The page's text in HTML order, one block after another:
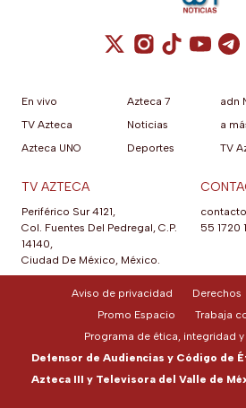
Cuenta de X /
Cuenta de
Cuenta
En vivo
TV Azteca
Azteca UNO
Azteca 7
Noticias
Deportes
adn
a
TV
TV AZTECA
Periférico Sur 4121,
Col. Fuentes Del Pedregal, C.P.
14140,
Ciudad De México, México.
55 1720
Aviso de privacidad Derechos
Promo Espacio
Trabaja
Programa de ética, integridad
Defensor de Audiencias y Código de
Azteca III y Televisora del Valle de